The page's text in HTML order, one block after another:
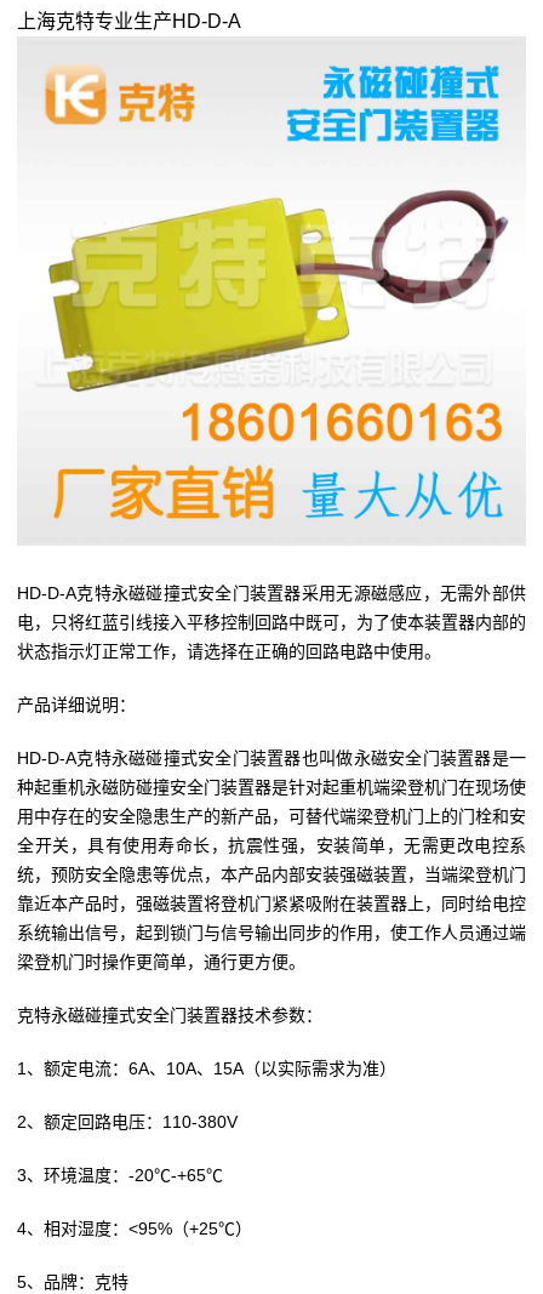
上海克特专业生产HD-D-A
HD-D-A克特永磁碰撞式安全门装置器采用无源磁感应，无需外部供
电，只将红蓝引线接入平移控制回路中既可，为了使本装置器内部的
状态指示灯正常工作，请选择在正确的回路电路中使用。
产品详细说明：
HD-D-A克特永磁碰撞式安全门装置器也叫做永磁安全门装置器是一
种起重机永磁防碰撞安全门装置器是针对起重机端梁登机门在现场使
用中存在的安全隐患生产的新产品，可替代端梁登机门上的门栓和安
全开关，具有使用寿命长，抗震性强，安装简单，无需更改电控系
统，预防安全隐患等优点，本产品内部安装强磁装置，当端梁登机门
靠近本产品时，强磁装置将登机门紧紧吸附在装置器上，同时给电控
系统输出信号，起到锁门与信号输出同步的作用，使工作人员通过端
梁登机门时操作更简单，通行更方便。
克特永磁碰撞式安全门装置器技术参数：
1、额定电流：6A、10A、15A（以实际需求为准）
2、额定回路电压：110-380V
3、环境温度：-20℃-+65℃
4、相对湿度：<95%（+25℃）
5、品牌：克特